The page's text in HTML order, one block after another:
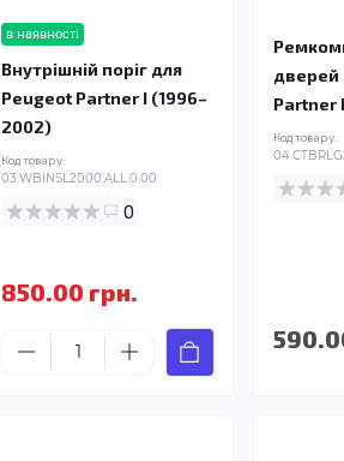
в наявності
Внутрішній поріг для
Peugeot Partner I (1996–
2002)
Код товару:
03.WBINSL2000.ALL.0.00
0
850.00 грн.
дверей
Partner
Код товару: